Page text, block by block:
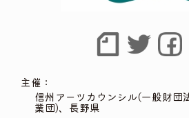
主催：
信州アーツカウンシル(一般財団
業団)、長野県